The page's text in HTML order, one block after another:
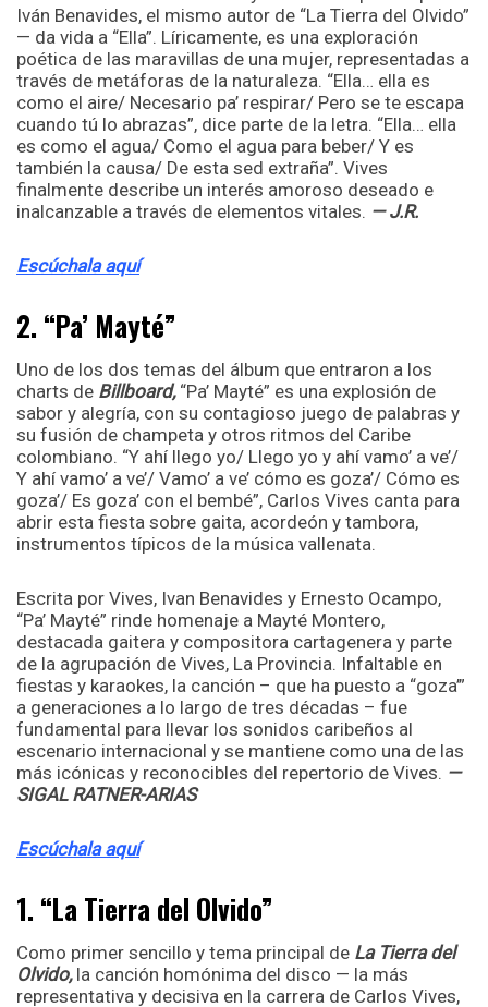
Iván Benavides, el mismo autor de “La Tierra del Olvido”
— da vida a “Ella”. Líricamente, es una exploración
poética de las maravillas de una mujer, representadas a
través de metáforas de la naturaleza. “Ella… ella es
como el aire/ Necesario pa’ respirar/ Pero se te escapa
cuando tú lo abrazas”, dice parte de la letra. “Ella… ella
es como el agua/ Como el agua para beber/ Y es
también la causa/ De esta sed extraña”. Vives
finalmente describe un interés amoroso deseado e
inalcanzable a través de elementos vitales. — J.R.
Escúchala aquí
2. “Pa’ Mayté”
Uno de los dos temas del álbum que entraron a los
charts de Billboard, “Pa’ Mayté” es una explosión de
sabor y alegría, con su contagioso juego de palabras y
su fusión de champeta y otros ritmos del Caribe
colombiano. “Y ahí llego yo/ Llego yo y ahí vamo’ a ve’/
Y ahí vamo’ a ve’/ Vamo’ a ve’ cómo es goza’/ Cómo es
goza’/ Es goza’ con el bembé”, Carlos Vives canta para
abrir esta fiesta sobre gaita, acordeón y tambora,
instrumentos típicos de la música vallenata.
Escrita por Vives, Ivan Benavides y Ernesto Ocampo,
“Pa’ Mayté” rinde homenaje a Mayté Montero,
destacada gaitera y compositora cartagenera y parte
de la agrupación de Vives, La Provincia. Infaltable en
fiestas y karaokes, la canción – que ha puesto a “goza’”
a generaciones a lo largo de tres décadas – fue
fundamental para llevar los sonidos caribeños al
escenario internacional y se mantiene como una de las
más icónicas y reconocibles del repertorio de Vives. —
SIGAL RATNER-ARIAS
Escúchala aquí
1. “La Tierra del Olvido”
Como primer sencillo y tema principal de La Tierra del
Olvido, la canción homónima del disco — la más
representativa y decisiva en la carrera de Carlos Vives,